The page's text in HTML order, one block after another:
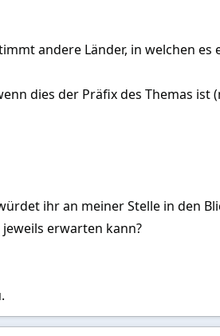
andere Länder, in welchen
dies der Präfix des Themas ist
ihr an meiner Stelle in den
erwarten kann?